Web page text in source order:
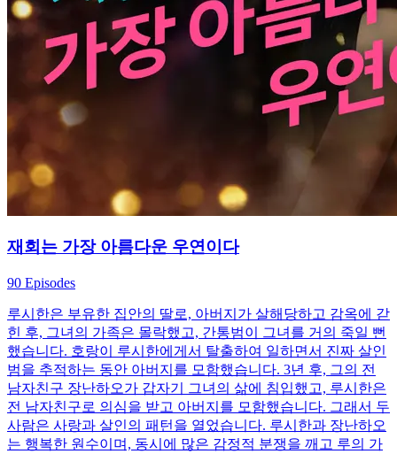
재회는 가장 아름다운 우연이다
90 Episodes
루시한은 부유한 집안의 딸로, 아버지가 살해당하고 감옥에 갇
힌 후, 그녀의 가족은 몰락했고, 간통범이 그녀를 거의 죽일 뻔
했습니다. 호랑이 루시한에게서 탈출하여 일하면서 진짜 살인
범을 추적하는 동안 아버지를 모함했습니다. 3년 후, 그의 전
남자친구 장난하오가 갑자기 그녀의 삶에 침입했고, 루시한은
전 남자친구로 의심을 받고 아버지를 모함했습니다. 그래서 두
사람은 사랑과 살인의 패턴을 열었습니다. 루시한과 장난하오
는 행복한 원수이며, 동시에 많은 감정적 분쟁을 깨고 루의 가